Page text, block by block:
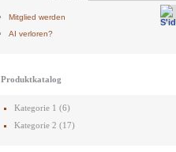
Mitglied werden
AI verloren?
Produktkatalog
Kategorie 1 (6)
Kategorie 2 (17)